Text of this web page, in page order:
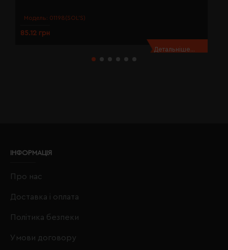
Модель: 01198(SOL’S)
85.12 грн
Детальніше...
ІНФОРМАЦІЯ
Про нас
Доставка і оплата
Політика безпеки
Умови договору